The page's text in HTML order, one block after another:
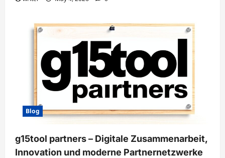
Blog
g15tool partners – Digitale Zusammenarbeit,
Innovation und moderne Partnernetzwerke